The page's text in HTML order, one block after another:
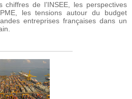
de l’INSEE, les perspectives
PME, les tensions autour du budget
entreprises françaises dans un